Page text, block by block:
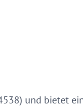
und bietet